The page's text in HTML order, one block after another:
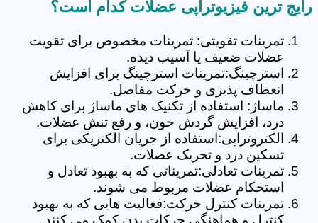
رایج ترین فیزیوتراپی عضلات کدام است؟
تمرینات تقویتی: تمرینات مخصوص برای تقویت
عضلات ضعیف یا آسیب دیده.
استرچینگ:تمرینات استرچینگ برای افزایش
انعطاف پذیری و حرکت مفاصل.
ماساژ: استفاده از تکنیک های ماساژ برای کاهش
درد، افزایش گردش خون، و رفع تنش عضلات.
الکتروتراپی:استفاده از جریان الکتریکی برای
تسکین درد و تحریک عضلات.
تمرینات تعادلی:تمریناتی که به بهبود تعادل و
استحکام عضلات مربوط می شوند.
تمرینات کنترل حرکت:فعالیت هایی که به بهبود
کنترل و هماهنگی حرکات بدن کمک می کنند.